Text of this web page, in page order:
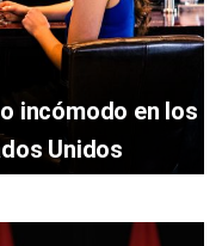
incómodo en los
Unidos